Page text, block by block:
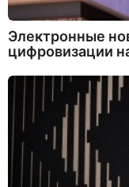
Электронные
цифровизации